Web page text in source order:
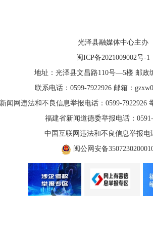
光泽县融媒体中心主办
闽ICP备2021009002号-1
地址：光泽县文昌路110号—5楼 邮政
联系电话：0599-7922926 邮箱：
闻网违法和不良信息举报电话：0599-7922926
福建省新闻道德委举报电话：0591-
中国互联网违法和不良信息举报电
闽公网安备